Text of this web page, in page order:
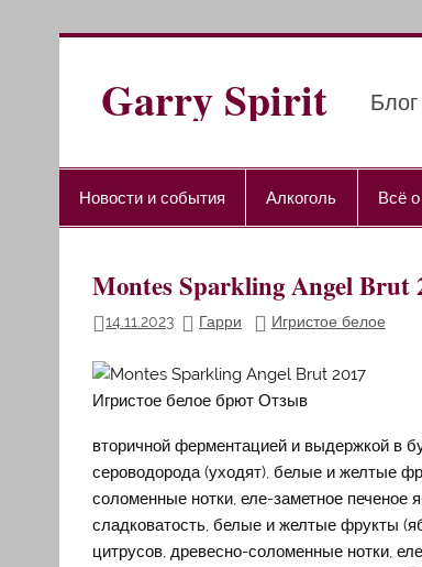
Перейти
Garry Spirit
Новости и события Алкоголь Всё
Montes Sparkling Angel
14.11.2023 Гарри Игристое белое
вторичной ферментацией и выдержкой в
сероводорода (уходят), белые и желтые
соломенные нотки, еле-заметное печеное
сладковатость, белые и желтые фрукты
цитрусов, древесно-соломенные нотки,